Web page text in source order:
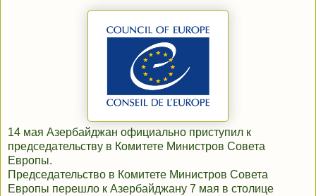
14 мая Азербайджан официально приступил к
председательству в Комитете Министров Совета
Европы.
Председательство в Комитете Министров Совета
Европы перешло к Азербайджану 7 мая в столице